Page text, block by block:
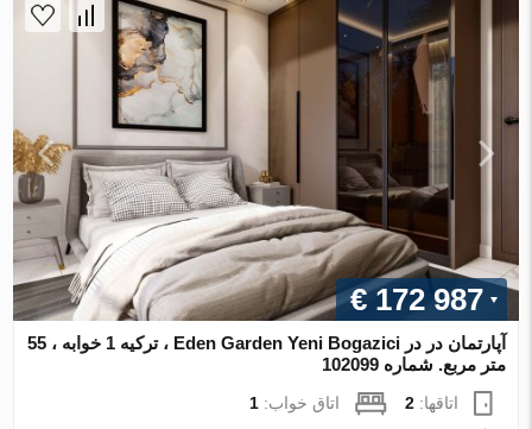
€ 172 987
آپارتمان در در Eden Garden Yeni Bogazici ، ترکیه 1 خوابه ، 55
متر مربع. شماره 102099
اتاقها:2 اتاق خواب:1